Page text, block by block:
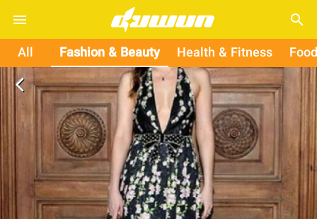
search
All Fashion & Beauty Health & Fitness
arrow_back_ios